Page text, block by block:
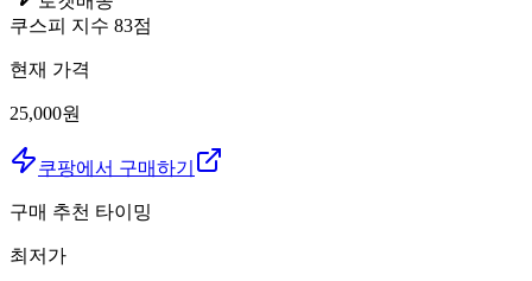
쿠스피 지수 83점
현재 가격
25,000원
쿠팡에서 구매하기
구매 추천 타이밍
최저가